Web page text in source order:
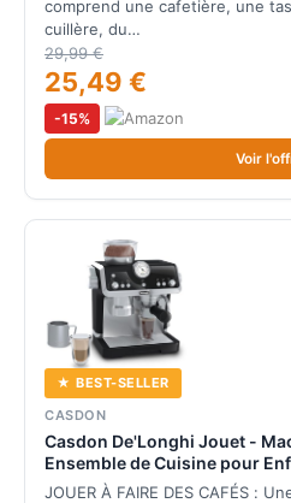
comprend une cafetière, une
cuillère, du…
29,99 €
25,49 €
-15%
Voir
★ BEST-SELLER
CASDON
Casdon De'Longhi Jouet -
Ensemble de Cuisine pour
Mobiles, Sons réalistes et
JOUER À FAIRE DES CAFÉS :